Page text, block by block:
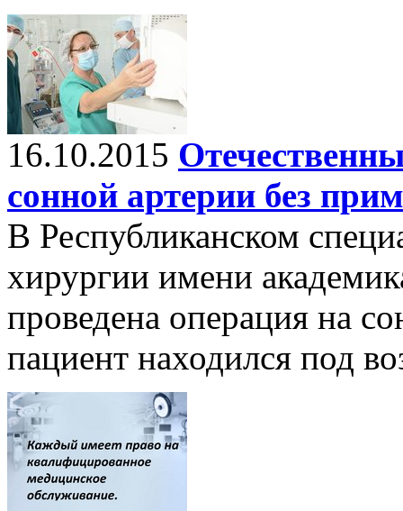
16.10.2015
сонной артерии без
В Республиканском
хирургии имени
проведена операция на
пациент находился под